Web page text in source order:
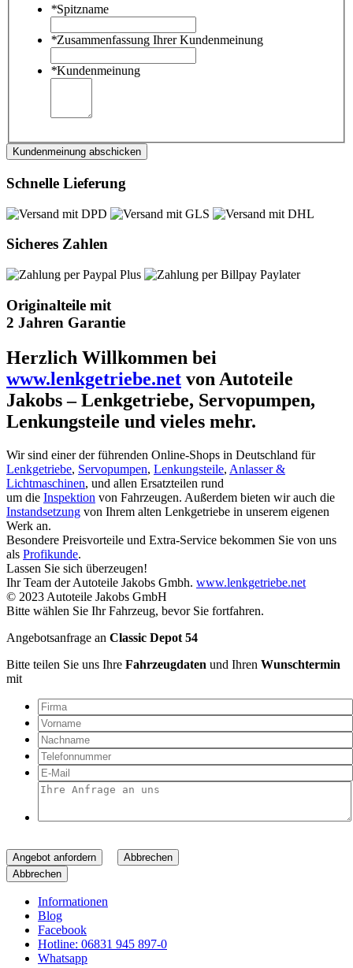
*Spitzname
*Zusammenfassung Ihrer Kundenmeinung
*Kundenmeinung
Kundenmeinung abschicken
Schnelle Lieferung
Sicheres Zahlen
Originalteile mit
2 Jahren Garantie
Herzlich Willkommen bei
www.lenkgetriebe.net von Autoteile
Jakobs – Lenkgetriebe, Servopumpen,
Lenkungsteile und vieles mehr.
Wir sind einer der führenden Online-Shops in Deutschland für
Lenkgetriebe, Servopumpen, Lenkungsteile, Anlasser &
Lichtmaschinen, und allen Ersatzteilen rund
um die Inspektion von Fahrzeugen. Außerdem bieten wir auch die
Instandsetzung von Ihrem alten Lenkgetriebe in unserem eigenen
Werk an.
Besondere Preisvorteile und Extra-Service bekommen Sie von uns
als Profikunde.
Lassen Sie sich überzeugen!
Ihr Team der Autoteile Jakobs Gmbh. www.lenkgetriebe.net
© 2023 Autoteile Jakobs GmbH
Bitte wählen Sie Ihr Fahrzeug, bevor Sie fortfahren.
Angebotsanfrage an Classic Depot 54
Bitte teilen Sie uns Ihre Fahrzeugdaten und Ihren Wunschtermin
mit
Angebot anfordern
Abbrechen
Abbrechen
Informationen
Blog
Facebook
Hotline: 06831 945 897-0
Whatsapp